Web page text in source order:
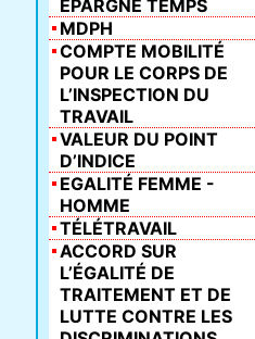
ÉPARGNE TEMPS
MDPH
COMPTE MOBILITÉ
POUR LE CORPS DE
L’INSPECTION DU
TRAVAIL
VALEUR DU POINT
D’INDICE
EGALITÉ FEMME -
HOMME
TÉLÉTRAVAIL
ACCORD SUR
L’ÉGALITÉ DE
TRAITEMENT ET DE
LUTTE CONTRE LES